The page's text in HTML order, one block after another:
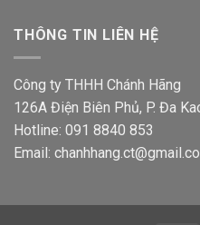
THÔNG TIN LIÊN HỆ
Công ty THHH Chánh Hãng
126A Điện Biên Phủ, P. Đa
Hotline: 091 8840 853
Email: